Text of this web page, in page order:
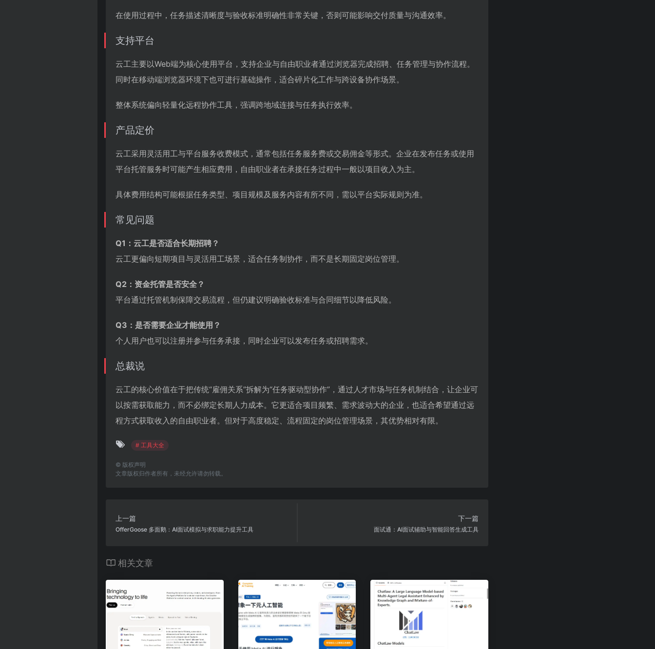
在使用过程中，任务描述清晰度与验收标准明确性非常关键，否则可能影响交付质量与沟通效率。
支持平台
云工主要以Web端为核心使用平台，支持企业与自由职业者通过浏览器完成招聘、任务管理与协作流程。
同时在移动端浏览器环境下也可进行基础操作，适合碎片化工作与跨设备协作场景。
整体系统偏向轻量化远程协作工具，强调跨地域连接与任务执行效率。
产品定价
云工采用灵活用工与平台服务收费模式，通常包括任务服务费或交易佣金等形式。企业在发布任务或使用
平台托管服务时可能产生相应费用，自由职业者在承接任务过程中一般以项目收入为主。
具体费用结构可能根据任务类型、项目规模及服务内容有所不同，需以平台实际规则为准。
常见问题
Q1：云工是否适合长期招聘？
云工更偏向短期项目与灵活用工场景，适合任务制协作，而不是长期固定岗位管理。
Q2：资金托管是否安全？
平台通过托管机制保障交易流程，但仍建议明确验收标准与合同细节以降低风险。
Q3：是否需要企业才能使用？
个人用户也可以注册并参与任务承接，同时企业可以发布任务或招聘需求。
总裁说
云工的核心价值在于把传统“雇佣关系”拆解为“任务驱动型协作”，通过人才市场与任务机制结合，让企业可
以按需获取能力，而不必绑定长期人力成本。它更适合项目频繁、需求波动大的企业，也适合希望通过远
程方式获取收入的自由职业者。但对于高度稳定、流程固定的岗位管理场景，其优势相对有限。
# 工具大全
© 版权声明
文章版权归作者所有，未经允许请勿转载。
上一篇
OfferGoose 多面鹅：AI面试模拟与求职能力提升工具
下一篇
面试通：AI面试辅助与智能回答生成工具
相关文章